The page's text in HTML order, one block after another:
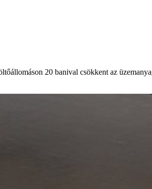
20 banival csökkent az